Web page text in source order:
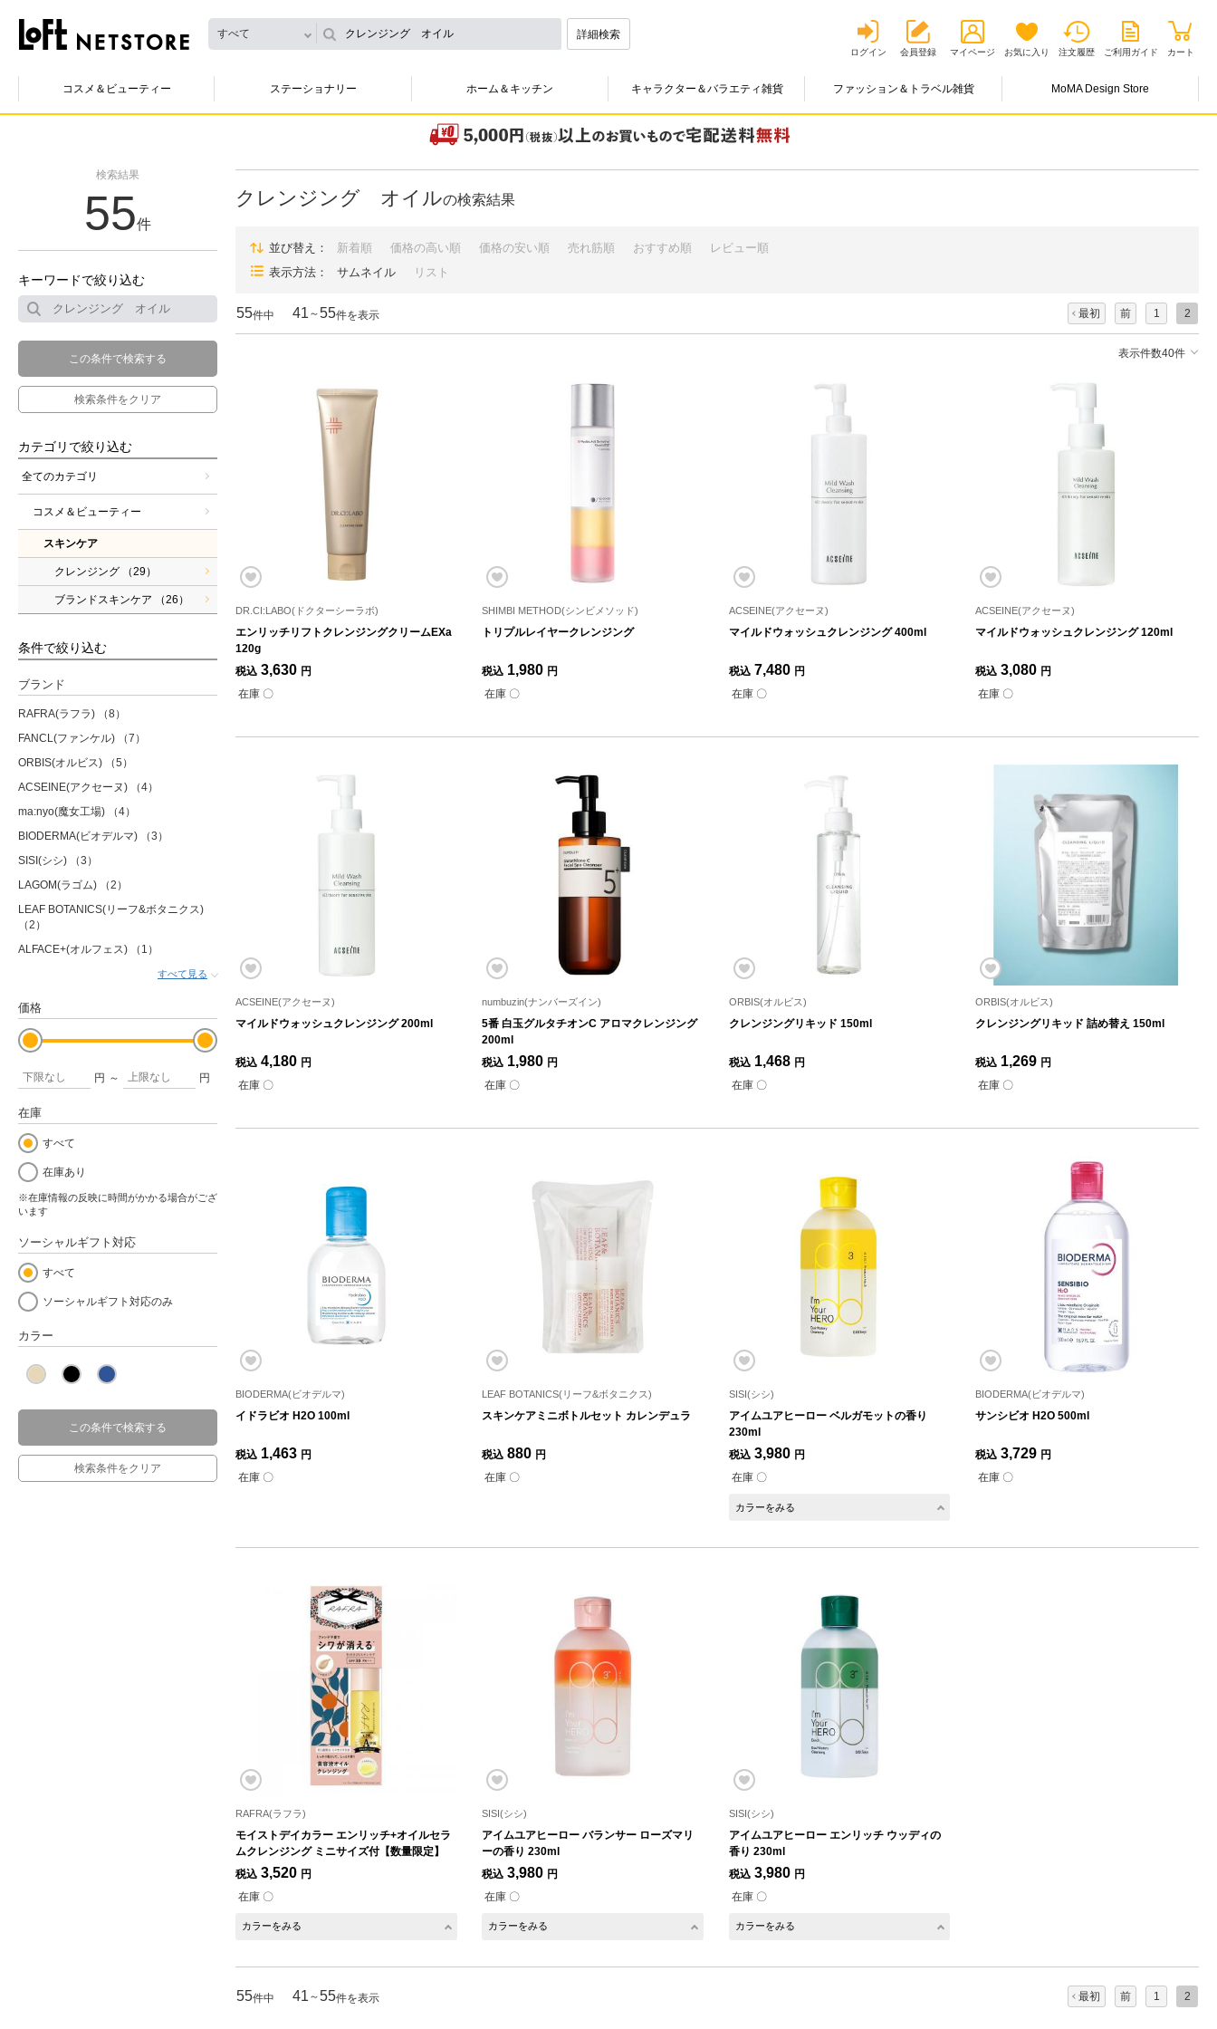
すべて 詳細検索
ログイン 会員登録 マイページ お気に入り 注文履歴 ご利用ガイド カート
コスメ＆ビューティー ステーショナリー ホーム＆キッチン キャラクター＆バラエティ雑貨 ファッション＆トラベル雑貨 MoMA Design Store
検索結果
55件
キーワードで絞り込む
この条件で検索する
検索条件をクリア
カテゴリで絞り込む
全てのカテゴリ
コスメ＆ビューティー
スキンケア
クレンジング （29）
ブランドスキンケア （26）
条件で絞り込む
ブランド
RAFRA(ラフラ)
（8）
FANCL(ファンケル)
（7）
ORBIS(オルビス)
（5）
ACSEINE(アクセーヌ)
（4）
ma:nyo(魔女工場)
（4）
BIODERMA(ビオデルマ)
（3）
SISI(シシ)
（3）
LAGOM(ラゴム)
（2）
LEAF BOTANICS(リーフ&ボタニクス)
（2）
ALFACE+(オルフェス)
（1）
すべて見る
価格
円 ～ 円
在庫
すべて
在庫あり
※在庫情報の反映に時間がかかる場合がござ
います
ソーシャルギフト対応
すべて
ソーシャルギフト対応のみ
カラー
この条件で検索する
検索条件をクリア
クレンジング オイルの検索結果
並び替え 新着順 価格の高い順 価格の安い順 売れ筋順 おすすめ順
レビュー順
表示方法
サムネイル リスト
55件中 41 ～55件を表示 最初 前 1 2
表示件数40件
DR.CI:LABO(ドクターシーラボ)
エンリッチリフトクレンジングクリームEXa
120g
税込 3,630 円
在庫 〇
SHIMBI METHOD(シンビメソッド)
トリプルレイヤークレンジング
税込 1,980 円
在庫 〇
ACSEINE(アクセーヌ)
マイルドウォッシュクレンジング 400ml
税込 7,480 円
在庫 〇
ACSEINE(アクセーヌ)
マイルドウォッシュクレンジング 120ml
税込 3,080 円
在庫 〇
ACSEINE(アクセーヌ)
マイルドウォッシュクレンジング 200ml
税込 4,180 円
在庫 〇
numbuzin(ナンバーズイン)
5番 白玉グルタチオンC アロマクレンジング
200ml
税込 1,980 円
在庫 〇
ORBIS(オルビス)
クレンジングリキッド 150ml
税込 1,468 円
在庫 〇
ORBIS(オルビス)
クレンジングリキッド 詰め替え 150ml
税込 1,269 円
在庫 〇
BIODERMA(ビオデルマ)
イドラビオ H2O 100ml
税込 1,463 円
在庫 〇
LEAF BOTANICS(リーフ&ボタニクス)
スキンケアミニボトルセット カレンデュラ
税込 880 円
在庫 〇
SISI(シシ)
アイムユアヒーロー ベルガモットの香り
230ml
税込 3,980 円
在庫 〇
カラーをみる
BIODERMA(ビオデルマ)
サンシビオ H2O 500ml
税込 3,729 円
在庫 〇
RAFRA(ラフラ)
モイストデイカラー エンリッチ+オイルセラ
ムクレンジング ミニサイズ付【数量限定】
税込 3,520 円
在庫 〇
カラーをみる
SISI(シシ)
アイムユアヒーロー バランサー ローズマリ
ーの香り 230ml
税込 3,980 円
在庫 〇
カラーをみる
SISI(シシ)
アイムユアヒーロー エンリッチ ウッディの
香り 230ml
税込 3,980 円
在庫 〇
カラーをみる
55件中 41 ～55件を表示 最初 前 1 2